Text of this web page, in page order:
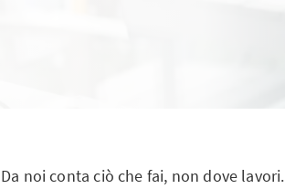
Da noi conta ciò che fai, non dove lavori.